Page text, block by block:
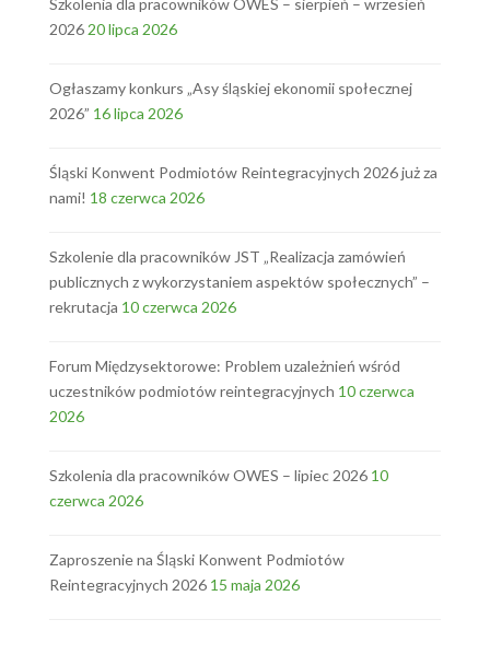
Szkolenia dla pracowników OWES – sierpień – wrzesień
2026 20 lipca 2026
Ogłaszamy konkurs „Asy śląskiej ekonomii społecznej
2026” 16 lipca 2026
Śląski Konwent Podmiotów Reintegracyjnych 2026 już za
nami! 18 czerwca 2026
Szkolenie dla pracowników JST „Realizacja zamówień
publicznych z wykorzystaniem aspektów społecznych” –
rekrutacja 10 czerwca 2026
Forum Międzysektorowe: Problem uzależnień wśród
uczestników podmiotów reintegracyjnych 10 czerwca
2026
Szkolenia dla pracowników OWES – lipiec 2026 10
czerwca 2026
Zaproszenie na Śląski Konwent Podmiotów
Reintegracyjnych 2026 15 maja 2026